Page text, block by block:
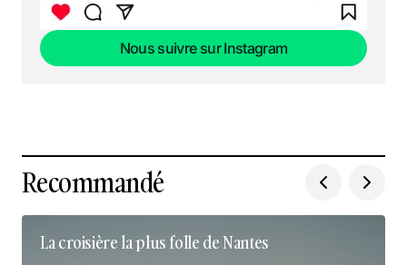
Nous suivre sur Instagram
Recommandé
La croisière la plus folle de Nantes